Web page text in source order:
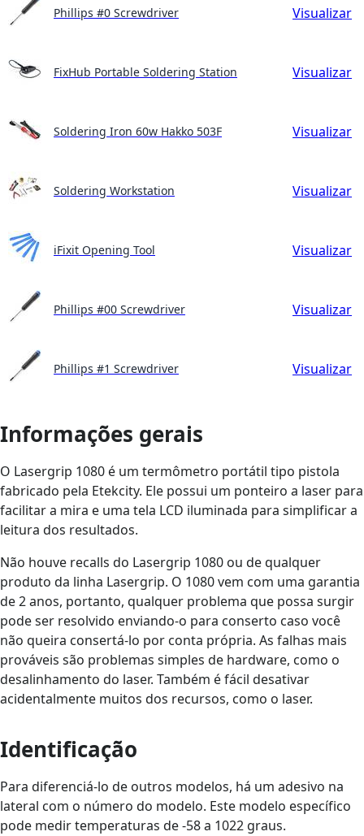
Phillips #0 Screwdriver Visualizar
FixHub Portable Soldering Station Visualizar
Soldering Iron 60w Hakko 503F Visualizar
Soldering Workstation Visualizar
iFixit Opening Tool Visualizar
Phillips #00 Screwdriver Visualizar
Phillips #1 Screwdriver Visualizar
Informações gerais
O Lasergrip 1080 é um termômetro portátil tipo pistola
fabricado pela Etekcity. Ele possui um ponteiro a laser para
facilitar a mira e uma tela LCD iluminada para simplificar a
leitura dos resultados.
Não houve recalls do Lasergrip 1080 ou de qualquer
produto da linha Lasergrip. O 1080 vem com uma garantia
de 2 anos, portanto, qualquer problema que possa surgir
pode ser resolvido enviando-o para conserto caso você
não queira consertá-lo por conta própria. As falhas mais
prováveis são problemas simples de hardware, como o
desalinhamento do laser. Também é fácil desativar
acidentalmente muitos dos recursos, como o laser.
Identificação
Para diferenciá-lo de outros modelos, há um adesivo na
lateral com o número do modelo. Este modelo específico
pode medir temperaturas de -58 a 1022 graus.